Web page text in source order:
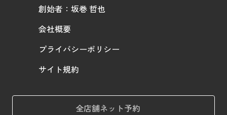
創始者：坂巻 哲也
会社概要
プライバシーポリシー
サイト規約
全店舗ネット予約